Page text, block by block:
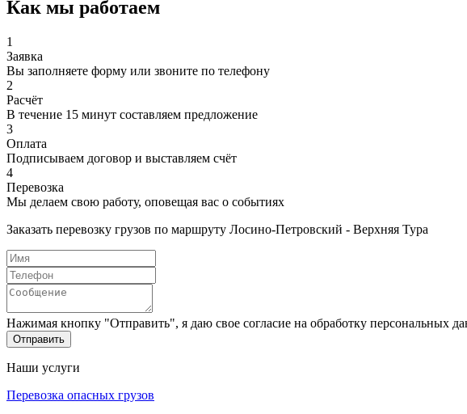
Как мы работаем
1
Заявка
Вы заполняете форму или звоните по телефону
2
Расчёт
В течение 15 минут составляем предложение
3
Оплата
Подписываем договор и выставляем счёт
4
Перевозка
Мы делаем свою работу, оповещая вас о событиях
Заказать перевозку грузов по маршруту Лосино-Петровский - Верхняя Тура
Нажимая кнопку "Отправить", я даю свое согласие на обработку персональных
Отправить
Наши услуги
Перевозка опасных грузов